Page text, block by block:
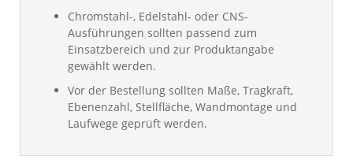
Chromstahl-, Edelstahl- oder CNS-
Ausführungen sollten passend zum
Einsatzbereich und zur Produktangabe
gewählt werden.
Vor der Bestellung sollten Maße, Tragkraft,
Ebenenzahl, Stellfläche, Wandmontage und
Laufwege geprüft werden.